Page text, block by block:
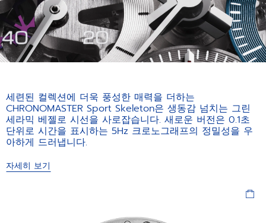
세련된 컬렉션에 더욱 풍성한 매력을 더하는
CHRONOMASTER Sport Skeleton은 생동감 넘치는 그린
세라믹 베젤로 시선을 사로잡습니다. 새로운 버전은 0.1초
단위로 시간을 표시하는 5Hz 크로노그래프의 정밀성을 우
아하게 드러냅니다.
자세히 보기